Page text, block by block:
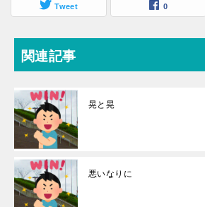
Tweet 0
関連記事
晃と晃
悪いなりに